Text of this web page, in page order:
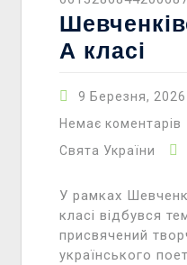
А класі
9 Березня, 2026
Немає коментарів
Свята України
У рамках
класі відбувся
присвячений
українського